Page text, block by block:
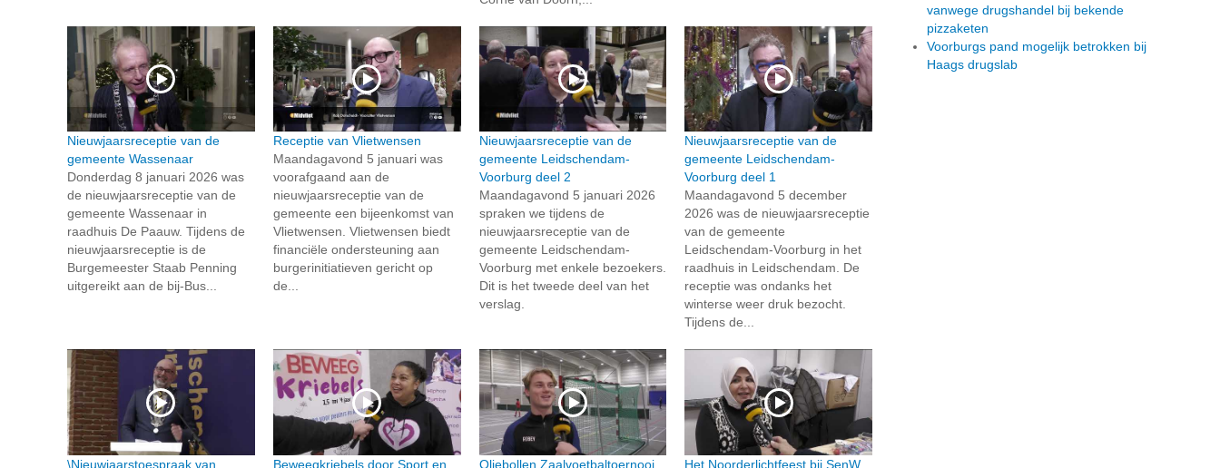
Nieuwjaarsreceptie van de
gemeente Wassenaar
Donderdag 8 januari 2026 was
de nieuwjaarsreceptie van de
gemeente Wassenaar in
raadhuis De Paauw. Tijdens de
nieuwjaarsreceptie is de
Burgemeester Staab Penning
uitgereikt aan de bij-Bus...
Receptie van Vlietwensen
Maandagavond 5 januari was
voorafgaand aan de
nieuwjaarsreceptie van de
gemeente een bijeenkomst van
Vlietwensen. Vlietwensen biedt
financiële ondersteuning aan
burgerinitiatieven gericht op
de...
Nieuwjaarsreceptie van de
gemeente Leidschendam-
Voorburg deel 2
Maandagavond 5 januari 2026
spraken we tijdens de
nieuwjaarsreceptie van de
gemeente Leidschendam-
Voorburg met enkele bezoekers.
Dit is het tweede deel van het
verslag.
Nieuwjaarsreceptie van de
gemeente Leidschendam-
Voorburg deel 1
Maandagavond 5 december
2026 was de nieuwjaarsreceptie
van de gemeente
Leidschendam-Voorburg in het
raadhuis in Leidschendam. De
receptie was ondanks het
winterse weer druk bezocht.
Tijdens de...
\Nieuwjaarstoespraak van
Beweegkriebels door Sport en
Oliebollen Zaalvoetbaltoernooi
Het Noorderlichtfeest bij SenW
vanwege drugshandel bij bekende
pizzaketen
Voorburgs pand mogelijk betrokken bij
Haags drugslab